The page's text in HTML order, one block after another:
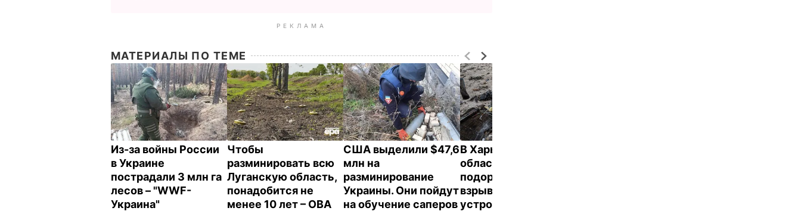
РЕКЛАМА
МАТЕРИАЛЫ ПО ТЕМЕ
Из-за войны России
в Украине
пострадали 3 млн га
лесов – "WWF-
Украина"
Чтобы
разминировать всю
Луганскую область,
понадобится не
менее 10 лет – ОВА
США выделили $47,6
млн на
разминирование
Украины. Они пойдут
на обучение саперов
В Харьковской
области судья
подорвался на
взрывном
устройстве